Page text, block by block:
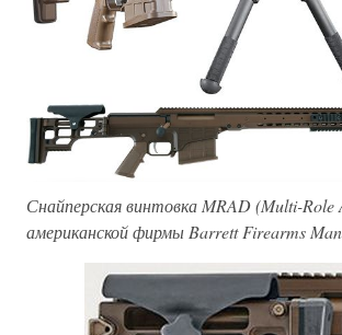
Снайперская винтовка MRAD (Multi-Role
американской фирмы Barrett Firearms